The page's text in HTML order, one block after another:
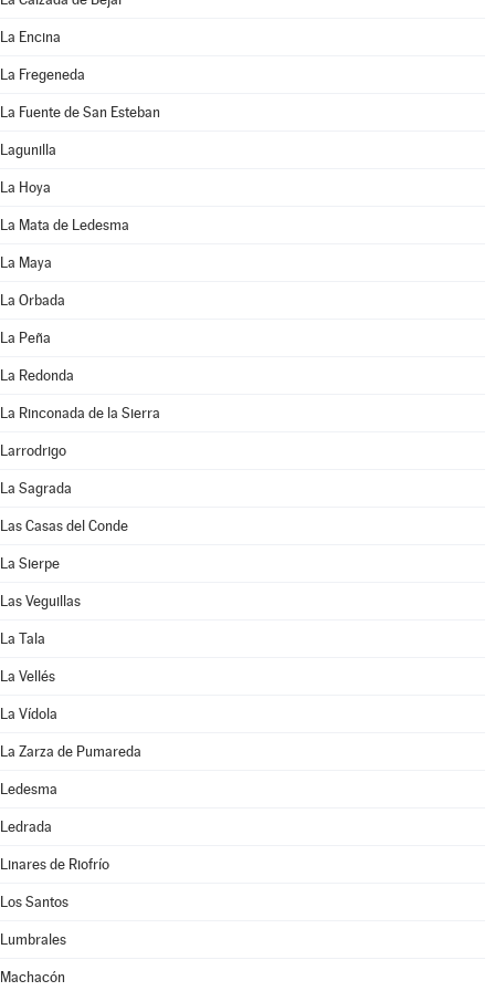
La Encina
La Fregeneda
La Fuente de San Esteban
Lagunilla
La Hoya
La Mata de Ledesma
La Maya
La Orbada
La Peña
La Redonda
La Rinconada de la Sierra
Larrodrigo
La Sagrada
Las Casas del Conde
La Sierpe
Las Veguillas
La Tala
La Vellés
La Vídola
La Zarza de Pumareda
Ledesma
Ledrada
Linares de Riofrío
Los Santos
Lumbrales
Machacón